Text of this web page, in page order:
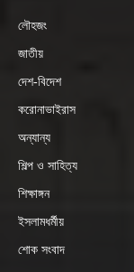
লৌহজং
জাতীয়
দেশ-বিদেশ
করোনাভাইরাস
অন্যান্য
শিল্প ও সাহিত্য
শিক্ষাঙ্গন
ইসলামধর্মীয়
শোক সংবাদ